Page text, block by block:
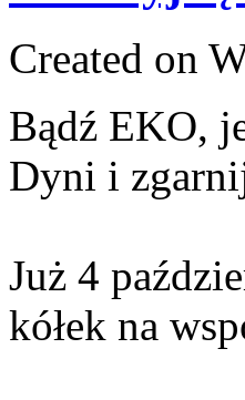
Created on
Bądź EKO,
Dyni i
Już 4
kółek na